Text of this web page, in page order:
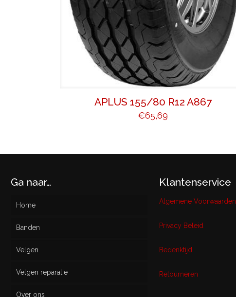
APLUS 155/80 R12 A867
€65,69
Ga naar…
Home
Banden
Nieuw
Gebruikt
Velgen
Velgen reparatie
Over ons
Klantenservice
Algemene Voorwaarden
Privacy Beleid
Bedenktijd
Retourneren